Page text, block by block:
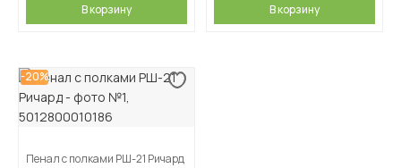
В корзину В корзину
-20%
Пенал с полками РШ-21 Ричард